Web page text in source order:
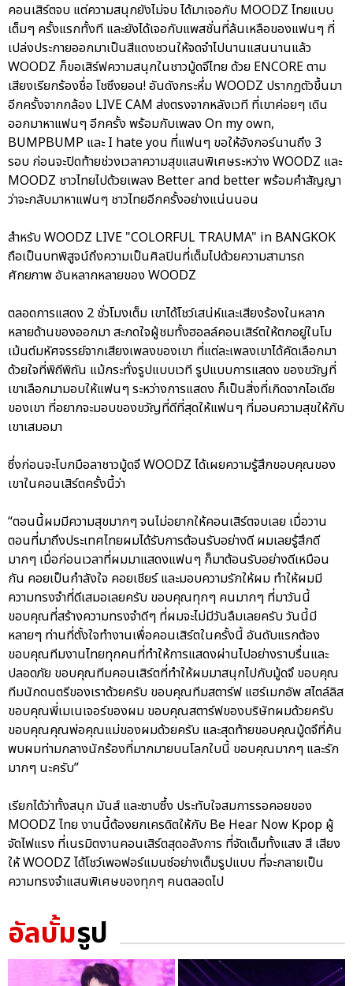
คอนเสิร์ตจบ แต่ความสนุกยังไม่จบ ได้มาเจอกับ MOODZ ไทยแบบ
เต็มๆ ครั้งแรกทั้งที และยังได้เจอกับแพสชั่นที่ล้นเหลือของแฟนๆ ที่
เปล่งประกายออกมาเป็นสีแดงชวนให้จดจำไปนานแสนนานแล้ว
WOODZ ก็ขอเสิร์ฟความสนุกในชาวมู้ดจึไทย ด้วย ENCORE ตาม
เสียงเรียกร้องชื่อ โชซึงยอน! อันดังกระหึ่ม WOODZ ปรากฏตัวขึ้นมา
อีกครั้งจากกล้อง LIVE CAM ส่งตรงจากหลังเวที ที่เขาค่อยๆ เดิน
ออกมาหาแฟนๆ อีกครั้ง พร้อมกับเพลง On my own,
BUMPBUMP และ I hate you ที่แฟนๆ ขอให้อังกอร์นานถึง 3
รอบ ก่อนจะปิดท้ายช่วงเวลาความสุขแสนพิเศษระหว่าง WOODZ และ
MOODZ ชาวไทยไปด้วยเพลง Better and better พร้อมคำสัญญา
ว่าจะกลับมาหาแฟนๆ ชาวไทยอีกครั้งอย่างแน่นนอน
สำหรับ WOODZ LIVE "COLORFUL TRAUMA" in BANGKOK
ถือเป็นบทพิสูจน์ถึงความเป็นศิลปินที่เต็มไปด้วยความสามารถ
ศักยภาพ อันหลากหลายของ WOODZ
ตลอดการแสดง 2 ชั่วโมงเต็ม เขาได้โชว์เสน่ห์และเสียงร้องในหลาก
หลายด้านของออกมา สะกดใจผู้ชมทั้งฮอลล์คอนเสิร์ตให้ตกอยู่ในโม
เม้นต์มหัศจรรย์จากเสียงเพลงของเขา ที่แต่ละเพลงเขาได้คัดเลือกมา
ด้วยใจที่พิถีพิถัน แม้กระทั่งรูปแบบเวที รูปแบบการแสดง ของขวัญที่
เขาเลือกมามอบให้แฟนๆ ระหว่างการแสดง ก็เป็นสิ่งที่เกิดจากไอเดีย
ของเขา ที่อยากจะมอบของขวัญที่ดีที่สุดให้แฟนๆ ที่มอบความสุขให้กับ
เขาเสมอมา
ซึ่งก่อนจะโบกมือลาชาวมู้ดจึ WOODZ ได้เผยความรู้สึกขอบคุณของ
เขาในคอนเสิร์ตครั้งนี้ว่า
“ตอนนี้ผมมีความสุขมากๆ จนไม่อยากให้คอนเสิร์ตจบเลย เมื่อวาน
ตอนที่มาถึงประเทศไทยผมได้รับการต้อนรับอย่างดี ผมเลยรู้สึกดี
มากๆ เมื่อก่อนเวลาที่ผมมาแสดงแฟนๆ ก็มาต้อนรับอย่างดีเหมือน
กัน คอยเป็นกำลังใจ คอยเชียร์ และมอบความรักให้ผม ทำให้ผมมี
ความทรงจำที่ดีเสมอเลยครับ ขอบคุณทุกๆ คนมากๆ ที่มาวันนี้
ขอบคุณที่สร้างความทรงจำดีๆ ที่ผมจะไม่มีวันลืมเลยครับ วันนี้มี
หลายๆ ท่านที่ตั้งใจทำงานเพื่อคอนเสิร์ตในครั้งนี้ อันดับแรกต้อง
ขอบคุณทีมงานไทยทุกคนที่ทำให้การแสดงผ่านไปอย่างราบรื่นและ
ปลอดภัย ขอบคุณทีมคอนเสิร์ตที่ทำให้ผมมาสนุกไปกับมู้ดจึ ขอบคุณ
ทีมนักดนตรีของเราด้วยครับ ขอบคุณทีมสตาร์ฟ แฮร์เมกอัพ สไตล์ลิส
ขอบคุณพี่เมเนเจอร์ของผม ขอบคุณสตาร์ฟของบริษัทผมด้วยครับ
ขอบคุณคุณพ่อคุณแม่ของผมด้วยครับ และสุดท้ายขอบคุณมู้ดจึที่ค้น
พบผมท่ามกลางนักร้องที่มากมายบนโลกใบนี้ ขอบคุณมากๆ และรัก
มากๆ นะครับ”
เรียกได้ว่าทั้งสนุก มันส์ และซาบซึ้ง ประทับใจสมการรอคอยของ
MOODZ ไทย งานนี้ต้องยกเครดิตให้กับ Be Hear Now Kpop ผู้
จัดไฟแรง ที่เนรมิตงานคอนเสิร์ตสุดอลังการ ที่จัดเต็มทั้งแสง สี เสียง
ให้ WOODZ ได้โชว์เพอฟอร์แมนซ์อย่างเต็มรูปแบบ ที่จะกลายเป็น
ความทรงจำแสนพิเศษของทุกๆ คนตลอดไป
อัลบั้มรูป